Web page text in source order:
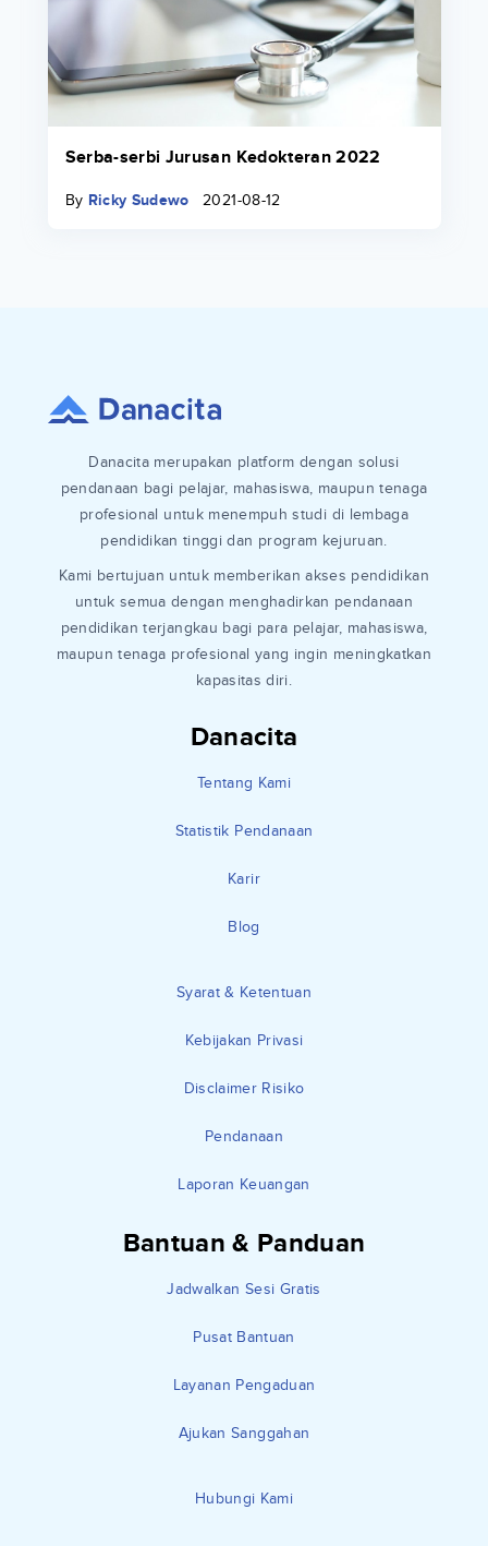
Serba-serbi Jurusan Kedokteran 2022
By Ricky Sudewo 2021-08-12
Danacita
Tentang Kami
Statistik Pendanaan
Karir
Blog
Syarat & Ketentuan
Kebijakan Privasi
Disclaimer Risiko
Pendanaan
Laporan Keuangan
Bantuan & Panduan
Jadwalkan Sesi Gratis
Pusat Bantuan
Layanan Pengaduan
Ajukan Sanggahan
Hubungi Kami
Danacita merupakan platform dengan solusi
pendanaan bagi pelajar, mahasiswa, maupun tenaga
profesional untuk menempuh studi di lembaga
pendidikan tinggi dan program kejuruan.
Kami bertujuan untuk memberikan akses pendidikan
untuk semua dengan menghadirkan pendanaan
pendidikan terjangkau bagi para pelajar, mahasiswa,
maupun tenaga profesional yang ingin meningkatkan
kapasitas diri.